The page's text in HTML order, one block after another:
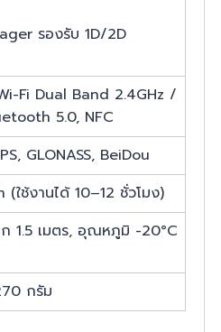
รองรับ 1D/2D
Fi Dual Band 2.4GHz /
5.0, NFC
GLONASS, BeiDou
ใช้งานได้ 10–12 ชั่วโมง)
1.5 เมตร, อุณหภูมิ -20°C
กรัม